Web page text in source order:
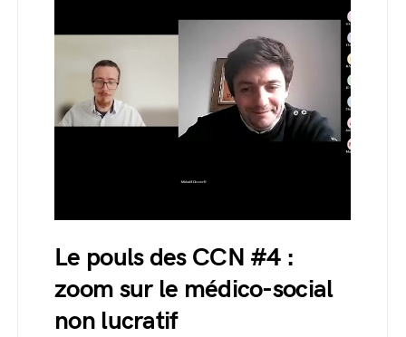
Le pouls des CCN #4 :
zoom sur le médico-social
non lucratif